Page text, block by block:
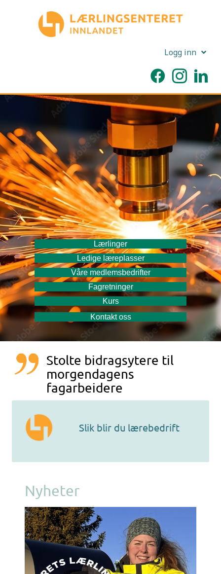
Logg inn
Lærlinger
Ledige læreplasser
Våre medlemsbedrifter
Fagretninger
Kurs
Kontakt oss
Stolte bidragsytere til
morgendagens
fagarbeidere
Slik blir du lærebedrift
Lærlingsenteret Innlandet hjelper deg med å bli
godkjent lærebedrift.
Bli lærebedrift
Nyheter